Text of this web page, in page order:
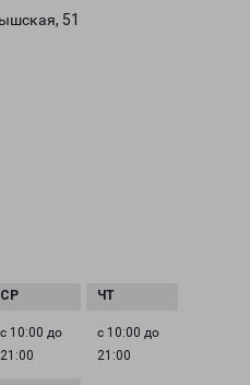
51
с 10:00 до
21:00
с 10:00 до
21:00